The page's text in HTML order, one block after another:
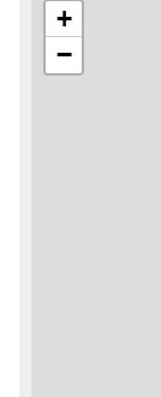
+
−